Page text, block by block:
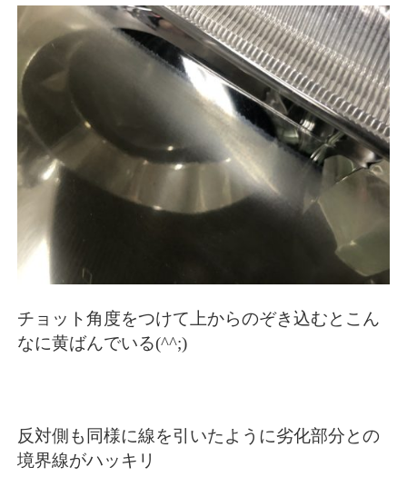
チョット角度をつけて上からのぞき込むとこん
なに黄ばんでいる(^^;)
反対側も同様に線を引いたように劣化部分との
境界線がハッキリ